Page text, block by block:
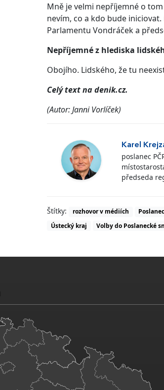
Mně je velmi nepříjemné o
nevím, co a kdo bude
Parlamentu Vondráček a
Nepříjemné z hlediska
Obojího. Lidského, že tu
Celý text na denik.cz.
(Autor: Janni Vorlíček)
Karel
poslanec
předseda
Štítky: rozhovor v médiích
Ústecký kraj
Volby do Poslanecké